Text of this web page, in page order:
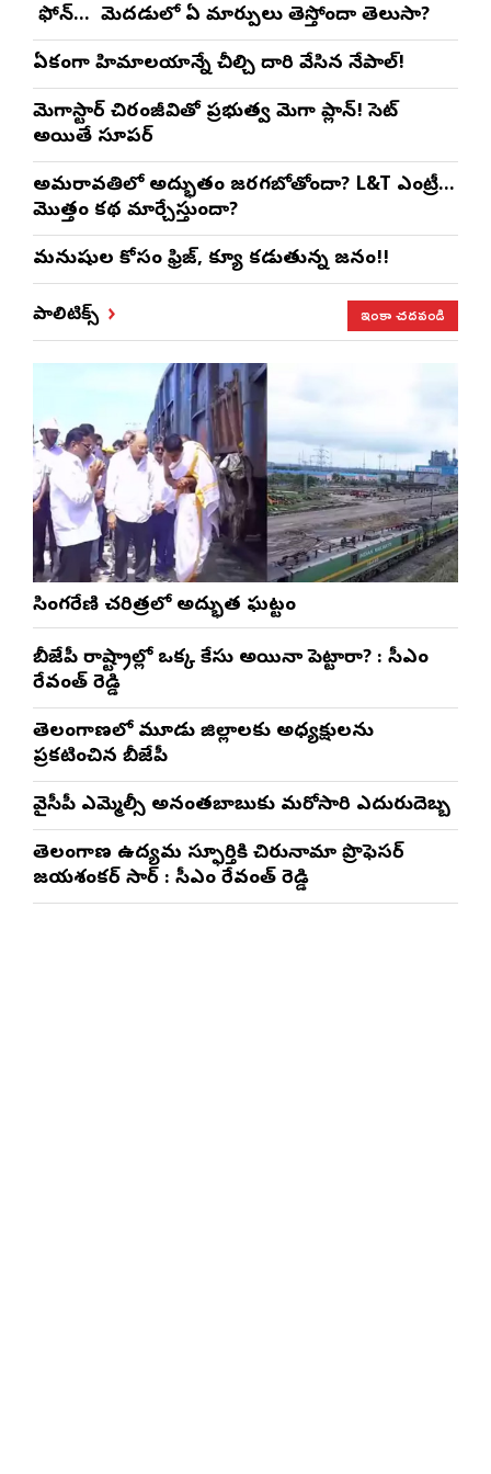
మీ ఫోన్… మీ మెదడులో ఏ మార్పులు తెస్తోందా తెలుసా?
ఏకంగా హిమాలయాన్నే చీల్చి దారి వేసిన నేపాల్!
మెగాస్టార్ చిరంజీవితో ప్రభుత్వ మెగా ప్లాన్! సెట్
అయితే సూపర్
అమరావతిలో అద్భుతం జరగబోతోందా? L&T ఎంట్రీ…
మొత్తం కథ మార్చేస్తుందా?
మనుషుల కోసం ఫ్రిజ్, క్యూ కడుతున్న జనం!!
పాలిటిక్స్ ఇంకా చదవండి
సింగరేణి చరిత్రలో అద్భుత ఘట్టం
బీజేపీ రాష్ట్రాల్లో ఒక్క కేసు అయినా పెట్టారా? : సీఎం
రేవంత్ రెడ్డి
తెలంగాణలో మూడు జిల్లాలకు అధ్యక్షులను
ప్రకటించిన బీజేపీ
వైసీపీ ఎమ్మెల్సీ అనంతబాబుకు మరోసారి ఎదురుదెబ్బ
తెలంగాణ ఉద్యమ స్ఫూర్తికి చిరునామా ప్రొఫెసర్
జయశంకర్ సార్ : సీఎం రేవంత్ రెడ్డి